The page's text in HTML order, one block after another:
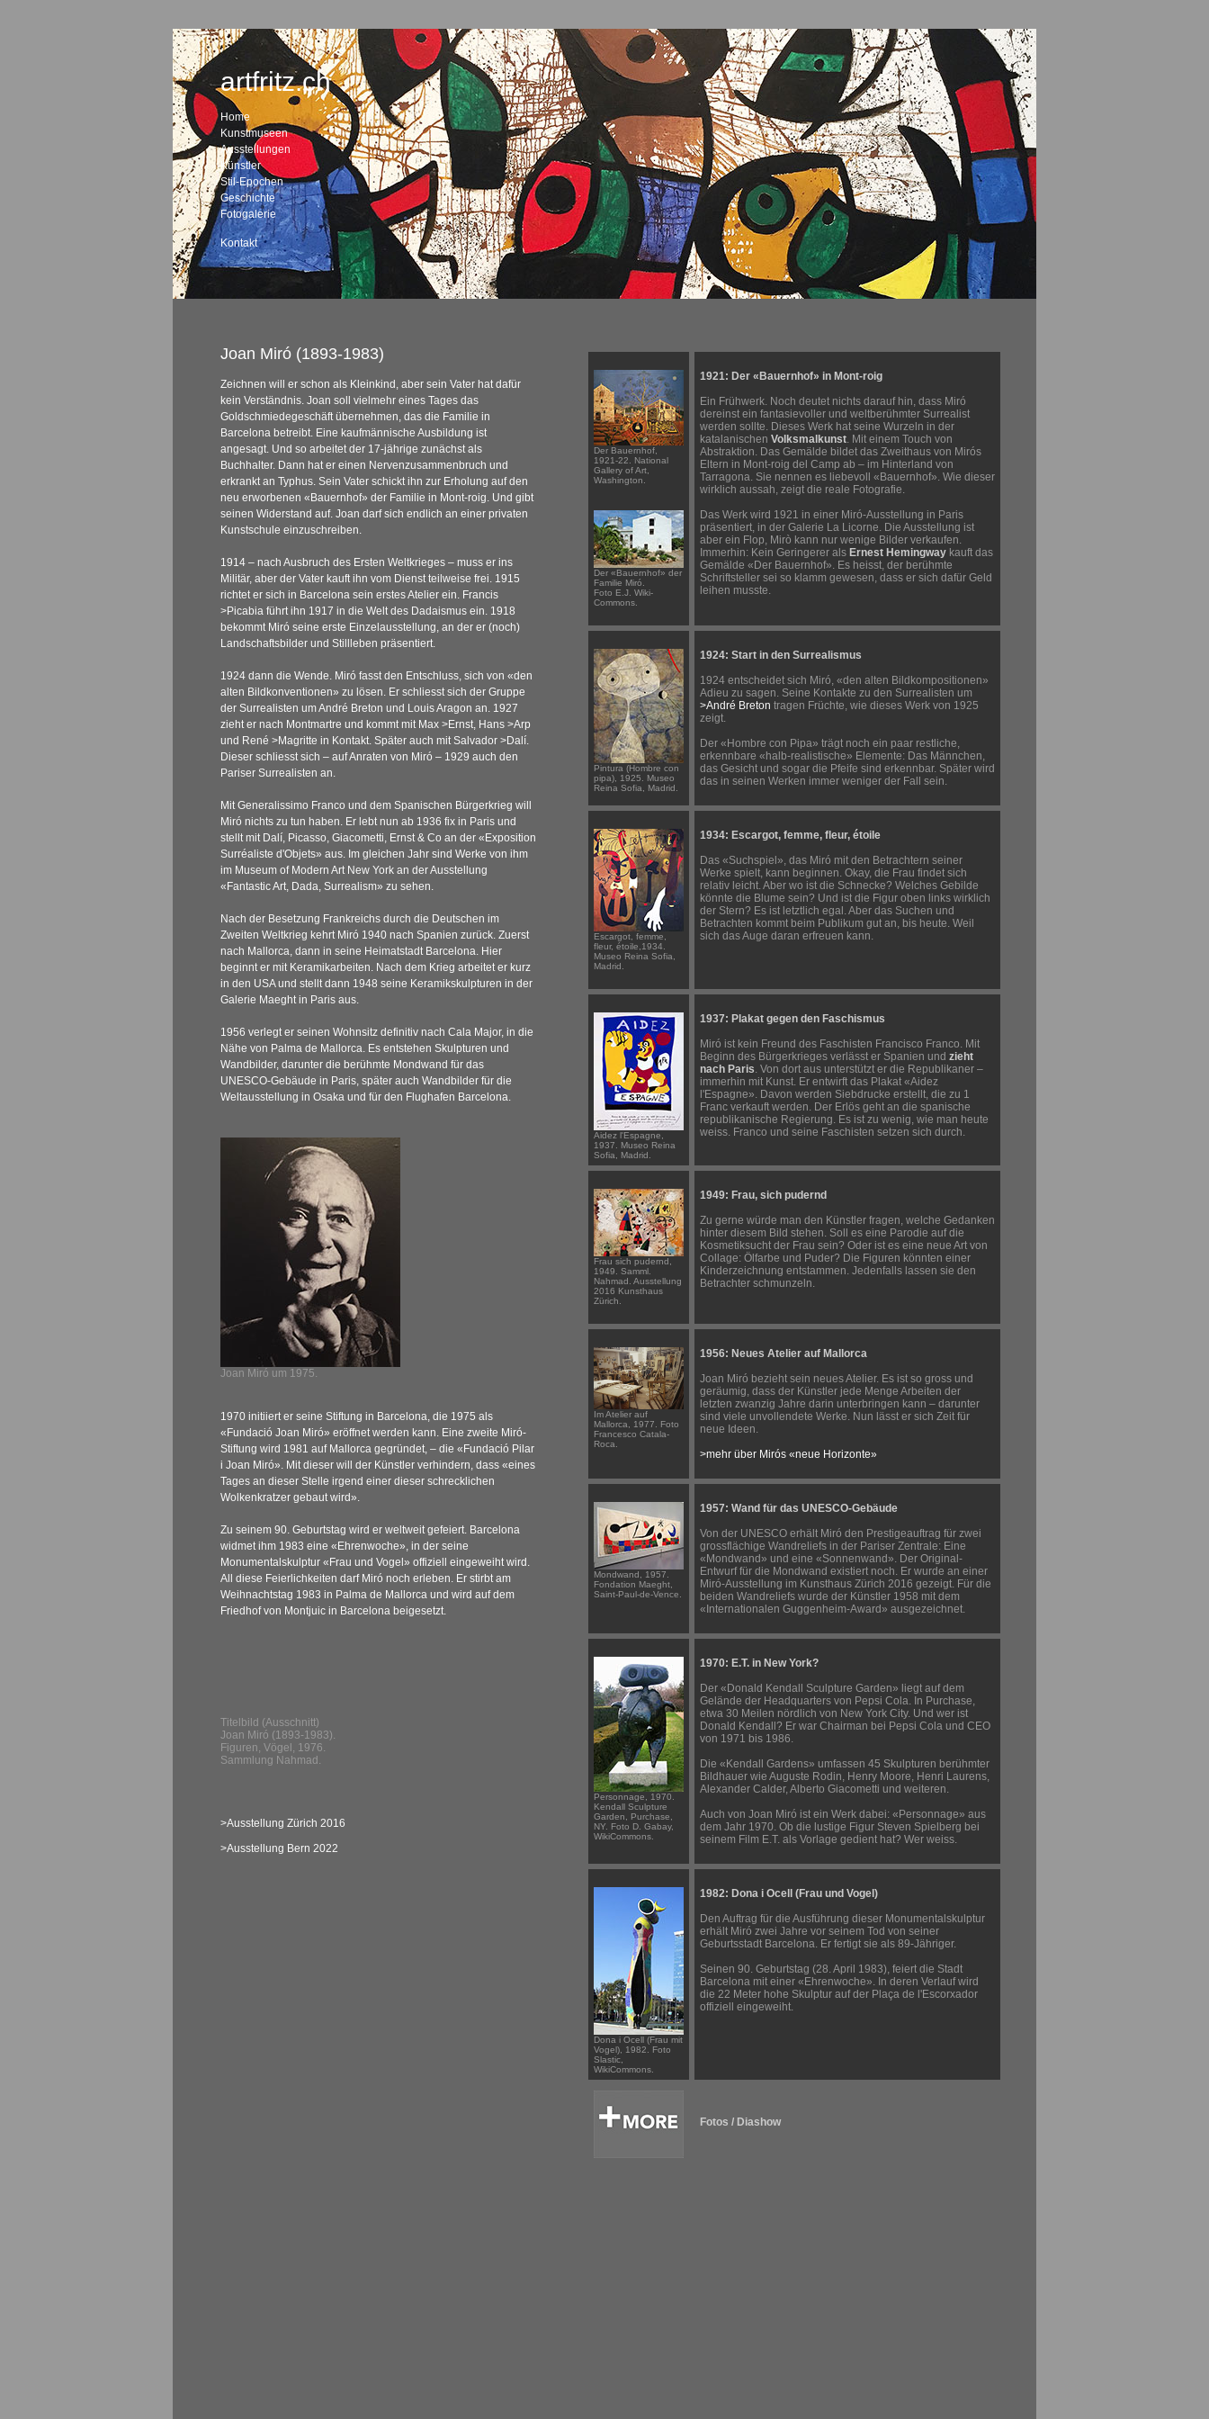
artfritz.ch
Home
Kunstmuseen
Ausstellungen
Künstler
Stil-Epochen
Geschichte
Fotogalerie
Kontakt
Joan Miró (1893-1983)
Zeichnen will er schon als Kleinkind, aber sein Vater hat dafür
kein Verständnis. Joan soll vielmehr eines Tages das
Goldschmiedegeschäft übernehmen, das die Familie in
Barcelona betreibt. Eine kaufmännische Ausbildung ist
angesagt. Und so arbeitet der 17-jährige zunächst als
Buchhalter. Dann hat er einen Nervenzusammenbruch und
erkrankt an Typhus. Sein Vater schickt ihn zur Erholung auf den
neu erworbenen «Bauernhof» der Familie in Mont-roig. Und gibt
seinen Widerstand auf. Joan darf sich endlich an einer privaten
Kunstschule einzuschreiben.
1914 – nach Ausbruch des Ersten Weltkrieges – muss er ins
Militär, aber der Vater kauft ihn vom Dienst teilweise frei. 1915
richtet er sich in Barcelona sein erstes Atelier ein. Francis
>Picabia führt ihn 1917 in die Welt des Dadaismus ein. 1918
bekommt Miró seine erste Einzelausstellung, an der er (noch)
Landschaftsbilder und Stillleben präsentiert.
1924 dann die Wende. Miró fasst den Entschluss, sich von «den
alten Bildkonventionen» zu lösen. Er schliesst sich der Gruppe
der Surrealisten um André Breton und Louis Aragon an. 1927
zieht er nach Montmartre und kommt mit Max >Ernst, Hans >Arp
und René >Magritte in Kontakt. Später auch mit Salvador >Dalí.
Dieser schliesst sich – auf Anraten von Miró – 1929 auch den
Pariser Surrealisten an.
Mit Generalissimo Franco und dem Spanischen Bürgerkrieg will
Miró nichts zu tun haben. Er lebt nun ab 1936 fix in Paris und
stellt mit Dalí, Picasso, Giacometti, Ernst & Co an der «Exposition
Surréaliste d'Objets» aus. Im gleichen Jahr sind Werke von ihm
im Museum of Modern Art New York an der Ausstellung
«Fantastic Art, Dada, Surrealism» zu sehen.
Nach der Besetzung Frankreichs durch die Deutschen im
Zweiten Weltkrieg kehrt Miró 1940 nach Spanien zurück. Zuerst
nach Mallorca, dann in seine Heimatstadt Barcelona. Hier
beginnt er mit Keramikarbeiten. Nach dem Krieg arbeitet er kurz
in den USA und stellt dann 1948 seine Keramikskulpturen in der
Galerie Maeght in Paris aus.
1956 verlegt er seinen Wohnsitz definitiv nach Cala Major, in die
Nähe von Palma de Mallorca. Es entstehen Skulpturen und
Wandbilder, darunter die berühmte Mondwand für das
UNESCO-Gebäude in Paris, später auch Wandbilder für die
Weltausstellung in Osaka und für den Flughafen Barcelona.
Joan Miró um 1975.
1970 initiiert er seine Stiftung in Barcelona, die 1975 als
«Fundació Joan Miró» eröffnet werden kann. Eine zweite Miró-
Stiftung wird 1981 auf Mallorca gegründet, – die «Fundació Pilar
i Joan Miró». Mit dieser will der Künstler verhindern, dass «eines
Tages an dieser Stelle irgend einer dieser schrecklichen
Wolkenkratzer gebaut wird».
Zu seinem 90. Geburtstag wird er weltweit gefeiert. Barcelona
widmet ihm 1983 eine «Ehrenwoche», in der seine
Monumentalskulptur «Frau und Vogel» offiziell eingeweiht wird.
All diese Feierlichkeiten darf Miró noch erleben. Er stirbt am
Weihnachtstag 1983 in Palma de Mallorca und wird auf dem
Friedhof von Montjuic in Barcelona beigesetzt.
Titelbild (Ausschnitt)
Joan Miró (1893-1983).
Figuren, Vögel, 1976.
Sammlung Nahmad.
>Ausstellung Zürich 2016
>Ausstellung Bern 2022
Der Bauernhof,
1921-22. National
Gallery of Art,
Washington.
Der «Bauernhof» der
Familie Miró.
Foto E.J. Wiki-
Commons.
1921: Der «Bauernhof» in Mont-roig
Ein Frühwerk. Noch deutet nichts darauf hin, dass Miró
dereinst ein fantasievoller und weltberühmter Surrealist
werden sollte. Dieses Werk hat seine Wurzeln in der
katalanischen Volksmalkunst. Mit einem Touch von
Abstraktion. Das Gemälde bildet das Zweithaus von Mirós
Eltern in Mont-roig del Camp ab – im Hinterland von
Tarragona. Sie nennen es liebevoll «Bauernhof». Wie dieser
wirklich aussah, zeigt die reale Fotografie.
Das Werk wird 1921 in einer Miró-Ausstellung in Paris
präsentiert, in der Galerie La Licorne. Die Ausstellung ist
aber ein Flop, Mirò kann nur wenige Bilder verkaufen.
Immerhin: Kein Geringerer als Ernest Hemingway kauft das
Gemälde «Der Bauernhof». Es heisst, der berühmte
Schriftsteller sei so klamm gewesen, dass er sich dafür Geld
leihen musste.
Pintura (Hombre con
pipa), 1925. Museo
Reina Sofia, Madrid.
1924: Start in den Surrealismus
1924 entscheidet sich Miró, «den alten Bildkompositionen»
Adieu zu sagen. Seine Kontakte zu den Surrealisten um
>André Breton tragen Früchte, wie dieses Werk von 1925
zeigt.
Der «Hombre con Pipa» trägt noch ein paar restliche,
erkennbare «halb-realistische» Elemente: Das Männchen,
das Gesicht und sogar die Pfeife sind erkennbar. Später wird
das in seinen Werken immer weniger der Fall sein.
Escargot, femme,
fleur, étoile,1934.
Museo Reina Sofia,
Madrid.
1934: Escargot, femme, fleur, étoile
Das «Suchspiel», das Miró mit den Betrachtern seiner
Werke spielt, kann beginnen. Okay, die Frau findet sich
relativ leicht. Aber wo ist die Schnecke? Welches Gebilde
könnte die Blume sein? Und ist die Figur oben links wirklich
der Stern? Es ist letztlich egal. Aber das Suchen und
Betrachten kommt beim Publikum gut an, bis heute. Weil
sich das Auge daran erfreuen kann.
Aidez l'Espagne,
1937. Museo Reina
Sofia, Madrid.
1937: Plakat gegen den Faschismus
Miró ist kein Freund des Faschisten Francisco Franco. Mit
Beginn des Bürgerkrieges verlässt er Spanien und zieht
nach Paris. Von dort aus unterstützt er die Republikaner –
immerhin mit Kunst. Er entwirft das Plakat «Aidez
l'Espagne». Davon werden Siebdrucke erstellt, die zu 1
Franc verkauft werden. Der Erlös geht an die spanische
republikanische Regierung. Es ist zu wenig, wie man heute
weiss. Franco und seine Faschisten setzen sich durch.
Frau sich pudernd,
1949. Samml.
Nahmad. Ausstellung
2016 Kunsthaus
Zürich.
1949: Frau, sich pudernd
Zu gerne würde man den Künstler fragen, welche Gedanken
hinter diesem Bild stehen. Soll es eine Parodie auf die
Kosmetiksucht der Frau sein? Oder ist es eine neue Art von
Collage: Ölfarbe und Puder? Die Figuren könnten einer
Kinderzeichnung entstammen. Jedenfalls lassen sie den
Betrachter schmunzeln.
Im Atelier auf
Mallorca, 1977. Foto
Francesco Catala-
Roca.
1956: Neues Atelier auf Mallorca
Joan Miró bezieht sein neues Atelier. Es ist so gross und
geräumig, dass der Künstler jede Menge Arbeiten der
letzten zwanzig Jahre darin unterbringen kann – darunter
sind viele unvollendete Werke. Nun lässt er sich Zeit für
neue Ideen.
>mehr über Mirós «neue Horizonte»
Mondwand, 1957.
Fondation Maeght,
Saint-Paul-de-Vence.
1957: Wand für das UNESCO-Gebäude
Von der UNESCO erhält Miró den Prestigeauftrag für zwei
grossflächige Wandreliefs in der Pariser Zentrale: Eine
«Mondwand» und eine «Sonnenwand». Der Original-
Entwurf für die Mondwand existiert noch. Er wurde an einer
Miró-Ausstellung im Kunsthaus Zürich 2016 gezeigt. Für die
beiden Wandreliefs wurde der Künstler 1958 mit dem
«Internationalen Guggenheim-Award» ausgezeichnet.
Personnage, 1970.
Kendall Sculpture
Garden, Purchase,
NY. Foto D. Gabay,
WikiCommons.
1970: E.T. in New York?
Der «Donald Kendall Sculpture Garden» liegt auf dem
Gelände der Headquarters von Pepsi Cola. In Purchase,
etwa 30 Meilen nördlich von New York City. Und wer ist
Donald Kendall? Er war Chairman bei Pepsi Cola und CEO
von 1971 bis 1986.
Die «Kendall Gardens» umfassen 45 Skulpturen berühmter
Bildhauer wie Auguste Rodin, Henry Moore, Henri Laurens,
Alexander Calder, Alberto Giacometti und weiteren.
Auch von Joan Miró ist ein Werk dabei: «Personnage» aus
dem Jahr 1970. Ob die lustige Figur Steven Spielberg bei
seinem Film E.T. als Vorlage gedient hat? Wer weiss.
Dona i Ocell (Frau mit
Vogel), 1982. Foto
Slastic,
WikiCommons.
1982: Dona i Ocell (Frau und Vogel)
Den Auftrag für die Ausführung dieser Monumentalskulptur
erhält Miró zwei Jahre vor seinem Tod von seiner
Geburtsstadt Barcelona. Er fertigt sie als 89-Jähriger.
Seinen 90. Geburtstag (28. April 1983), feiert die Stadt
Barcelona mit einer «Ehrenwoche». In deren Verlauf wird
die 22 Meter hohe Skulptur auf der Plaça de l'Escorxador
offiziell eingeweiht.
Fotos / Diashow